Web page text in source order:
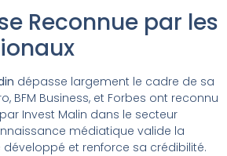
Reconnue par les
dépasse largement le cadre de sa
BFM Business, et Forbes ont reconnu
Invest Malin dans le secteur
médiatique valide la
et renforce sa crédibilité.